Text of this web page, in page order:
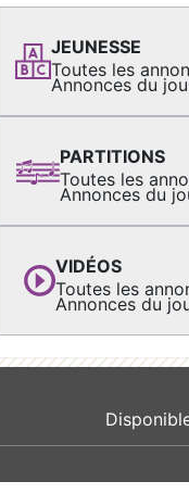
JEUNESSE
Toutes les
Annonces du
PARTITIONS
Toutes les
Annonces du
VIDÉOS
Toutes les
Annonces du